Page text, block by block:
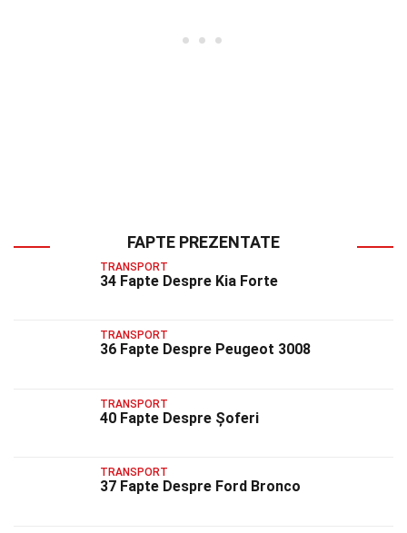
FAPTE PREZENTATE
TRANSPORT
34 Fapte Despre Kia Forte
TRANSPORT
36 Fapte Despre Peugeot 3008
TRANSPORT
40 Fapte Despre Șoferi
TRANSPORT
37 Fapte Despre Ford Bronco